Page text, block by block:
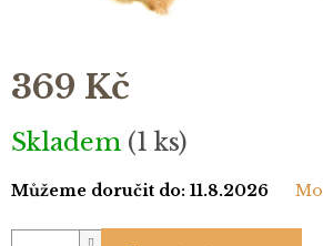
369 Kč
Měrná
cena:
Skladem (1 ks)
Můžeme doručit do: 11.8.2026